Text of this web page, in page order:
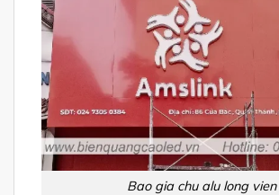
Bao gia chu alu long vien